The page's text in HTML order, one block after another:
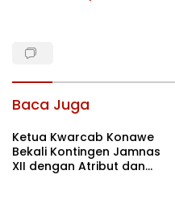
Baca Juga
Ketua Kwarcab Konawe
Bekali Kontingen Jamnas
XII dengan Atribut dan